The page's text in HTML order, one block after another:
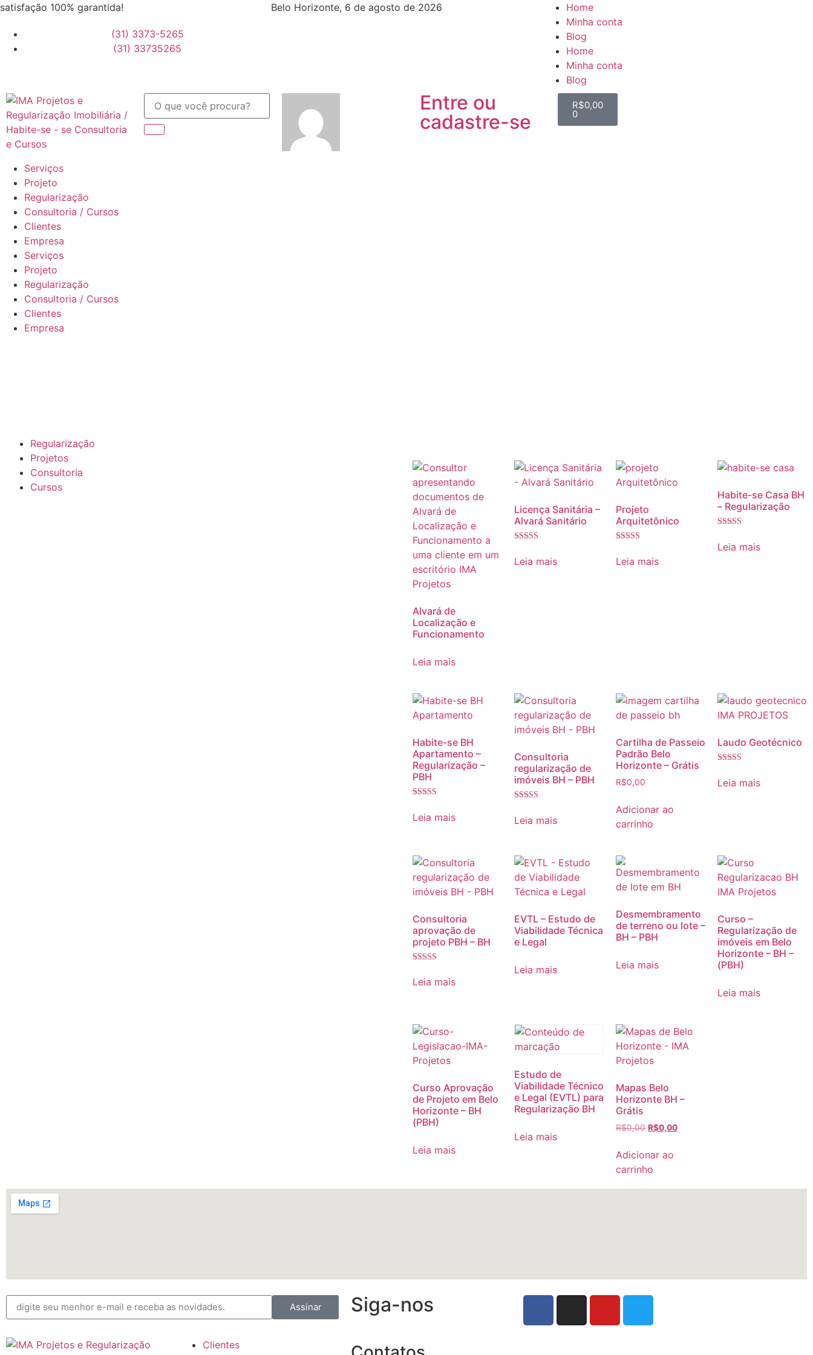
satisfação 100% garantida!
(31) 3373-5265
(31) 33735265
Belo Horizonte, 6 de agosto de 2026
Home
Minha conta
Blog
Home
Minha conta
Blog
Entre ou
cadastre-se
R$0,00
0
Serviços
Projeto
Regularização
Consultoria / Cursos
Clientes
Empresa
Serviços
Projeto
Regularização
Consultoria / Cursos
Clientes
Empresa
Regularização
Projetos
Consultoria
Cursos
Alvará de
Localização e
Funcionamento
Leia mais
Licença Sanitária –
Alvará Sanitário
5.00
de 5
Leia mais
Projeto
Arquitetônico
5.00
de 5
Leia mais
Habite-se Casa BH
– Regularização
5.00
de 5
Leia mais
Habite-se BH
Apartamento –
Regularização –
PBH
5.00
de 5
Leia mais
Consultoria
regularização de
imóveis BH – PBH
5.00
de 5
Leia mais
Cartilha de Passeio
Padrão Belo
Horizonte – Grátis
R$0,00
Adicionar ao
carrinho
Laudo Geotécnico
4.80
de 5
Leia mais
Consultoria
aprovação de
projeto PBH – BH
5.00
de 5
Leia mais
EVTL – Estudo de
Viabilidade Técnica
e Legal
Leia mais
Desmembramento
de terreno ou lote –
BH – PBH
Leia mais
Curso –
Regularização de
imóveis em Belo
Horizonte – BH –
(PBH)
Leia mais
Curso Aprovação
de Projeto em Belo
Horizonte – BH
(PBH)
Leia mais
Estudo de
Viabilidade Técnico
e Legal (EVTL) para
Regularização BH
Leia mais
Mapas Belo
Horizonte BH –
Grátis
R$0,00 R$0,00
Adicionar ao
carrinho
Assinar Siga-nos
Clientes